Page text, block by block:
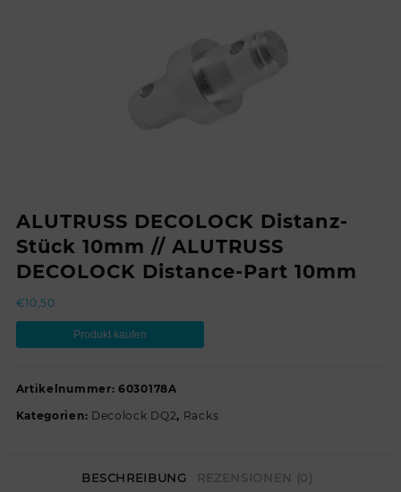
ALUTRUSS DECOLOCK Distanz-
Stück 10mm // ALUTRUSS
DECOLOCK Distance-Part 10mm
€10,50
Produkt kaufen
Artikelnummer: 6030178A
Kategorien: Decolock DQ2, Racks
BESCHREIBUNG REZENSIONEN (0)